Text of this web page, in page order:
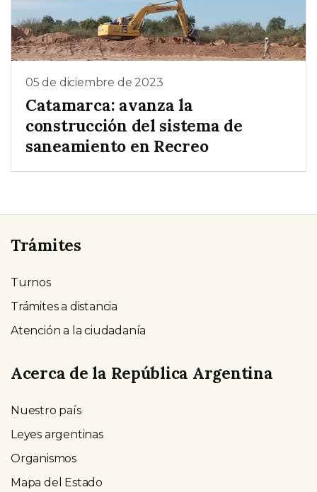
05 de diciembre de 2023
Catamarca: avanza la
construcción del sistema de
saneamiento en Recreo
Trámites
Turnos
Trámites a distancia
Atención a la ciudadanía
Acerca de la República Argentina
Nuestro país
Leyes argentinas
Organismos
Mapa del Estado